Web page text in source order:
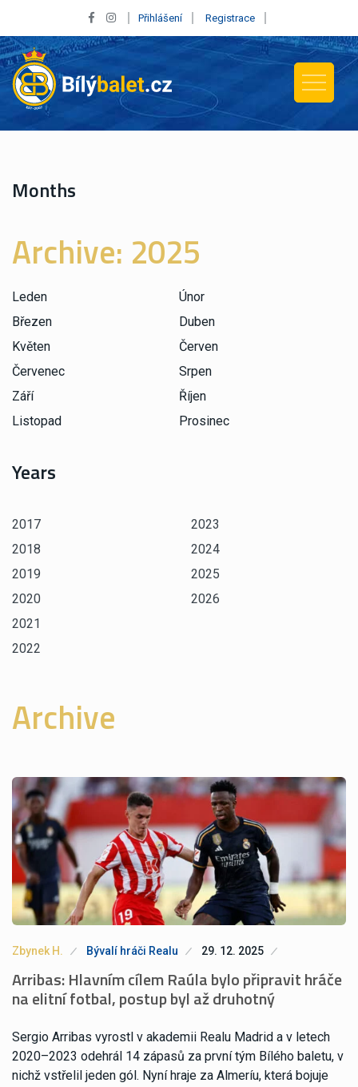
Přihlášení Registrace
Months
Archive: 2025
Leden
Únor
Březen
Duben
Květen
Červen
Červenec
Srpen
Září
Říjen
Listopad
Prosinec
Years
2017
2018
2019
2020
2021
2022
2023
2024
2025
2026
Archive
Zbynek H. Bývalí hráči Realu 29. 12. 2025
Arribas: Hlavním cílem Raúla bylo připravit hráče
na elitní fotbal, postup byl až druhotný
Sergio Arribas vyrostl v akademii Realu Madrid a v letech
2020–2023 odehrál 14 zápasů za první tým Bílého baletu, v
nichž vstřelil jeden gól. Nyní hraje za Almeríu, která bojuje